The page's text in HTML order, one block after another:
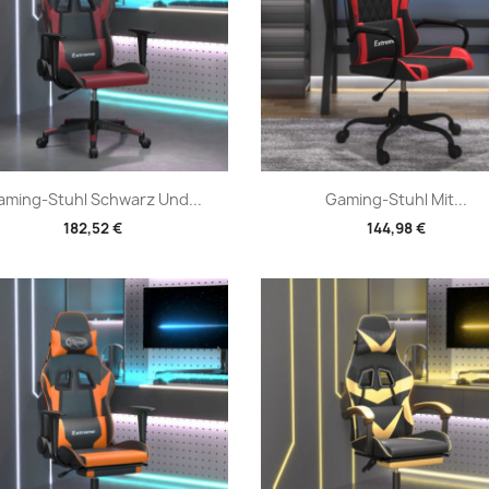
Stuhl Schwarz Und...
182,52 €
Vorschau Gaming-Stuhl Mit...
144,98 €
Vorschau